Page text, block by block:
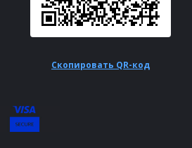
Скопировать QR-код